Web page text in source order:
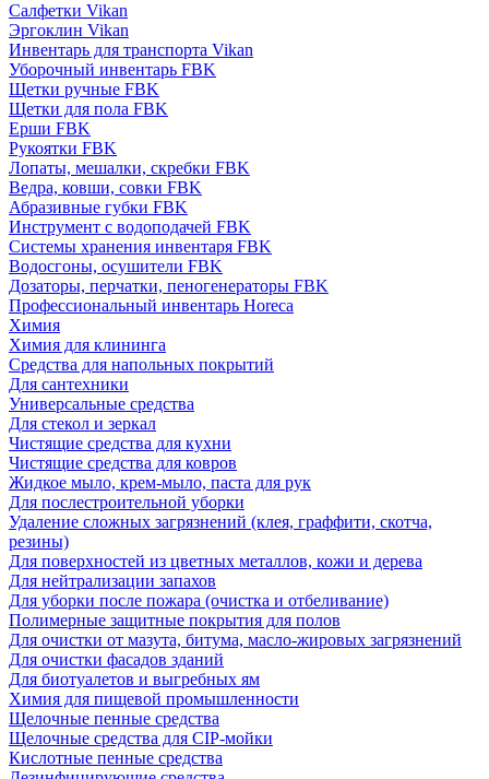
Салфетки Vikan
Эргоклин Vikan
Инвентарь для транспорта Vikan
Уборочный инвентарь FBK
Щетки ручные FBK
Щетки для пола FBK
Ерши FBK
Рукоятки FBK
Лопаты, мешалки, скребки FBK
Ведра, ковши, совки FBK
Абразивные губки FBK
Инструмент с водоподачей FBK
Системы хранения инвентаря FBK
Водосгоны, осушители FBK
Дозаторы, перчатки, пеногенераторы FBK
Профессиональный инвентарь Horeca
Химия
Химия для клининга
Средства для напольных покрытий
Для сантехники
Универсальные средства
Для стекол и зеркал
Чистящие средства для кухни
Чистящие средства для ковров
Жидкое мыло, крем-мыло, паста для рук
Для послестроительной уборки
Удаление сложных загрязнений (клея, граффити, скотча,
резины)
Для поверхностей из цветных металлов, кожи и дерева
Для нейтрализации запахов
Для уборки после пожара (очистка и отбеливание)
Полимерные защитные покрытия для полов
Для очистки от мазута, битума, масло-жировых загрязнений
Для очистки фасадов зданий
Для биотуалетов и выгребных ям
Химия для пищевой промышленности
Щелочные пенные средства
Щелочные средства для CIP-мойки
Кислотные пенные средства